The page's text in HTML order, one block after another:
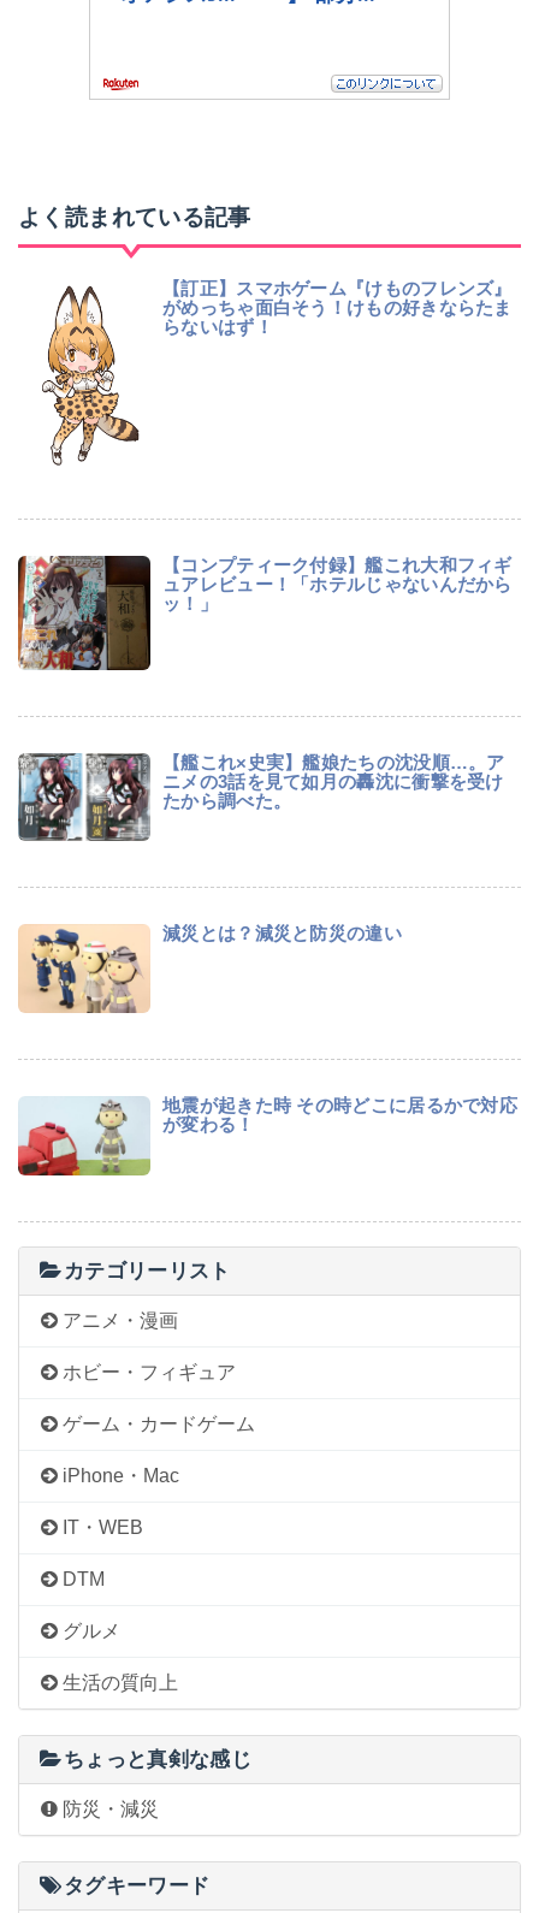
よく読まれている記事
【訂正】スマホゲーム『けものフレンズ』
がめっちゃ面白そう！けもの好きならたま
らないはず！
【コンプティーク付録】艦これ大和フィギ
ュアレビュー！「ホテルじゃないんだから
ッ！」
【艦これ×史実】艦娘たちの沈没順…。ア
ニメの3話を見て如月の轟沈に衝撃を受け
たから調べた。
減災とは？減災と防災の違い
地震が起きた時 その時どこに居るかで対応
が変わる！
カテゴリーリスト
アニメ・漫画
ホビー・フィギュア
ゲーム・カードゲーム
iPhone・Mac
IT・WEB
DTM
グルメ
生活の質向上
ちょっと真剣な感じ
防災・減災
タグキーワード